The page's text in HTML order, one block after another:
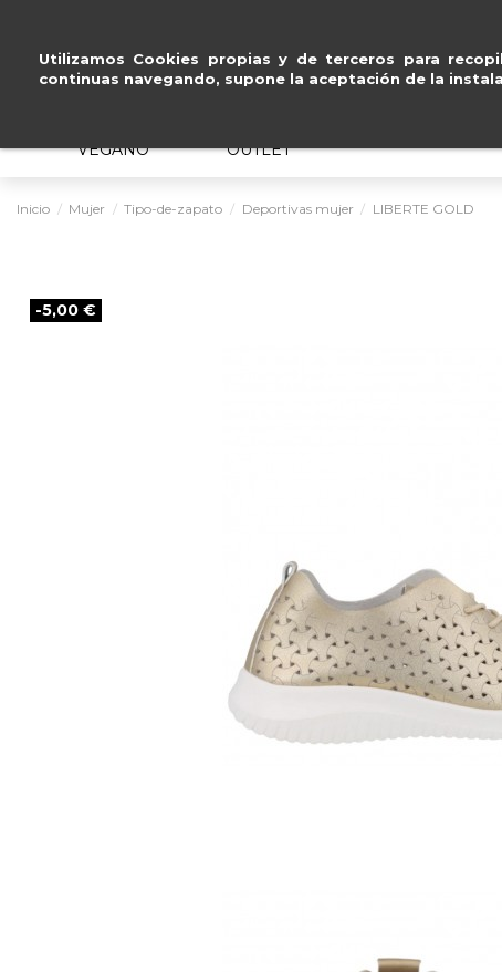
Utilizamos Cookies propias y de terceros para
continuas navegando, supone la aceptación de la
VEGANO OUTLET
Inicio Mujer Tipo-de-zapato Deportivas mujer LIBERTE GOLD
-5,00 €